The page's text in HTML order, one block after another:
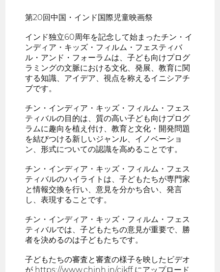
第20回中国・インド国際児童映画祭
インド独立60周年を記念して始まったチン・イ
ンディア・キッズ・フィルム・フェスティバ
ル・アンド・フォーラムは、子ども向けプログ
ラミングの文脈における文化、発展、教育に関
する知識、アイデア、視点を称えるイニシアチ
ブです。
チン・インディア・キッズ・フィルム・フェス
ティバルの目的は、質の高い子ども向けプログ
ラムに趣向を植え付け、教育と文化・開発問題
を結びつける新しいジャンル、イノベーショ
ン、形式についての認識を高めることです。
チン・インディア・キッズ・フィルム・フェス
ティバルのハイライトは、子どもたちが専門家
と情報交換を行い、意見を分かち合い、発言
し、表現することです。
チン・インディア・キッズ・フィルム・フェス
ティバルでは、子どもたちの意見が重要で、勝
者を決めるのは子どもたちです。
子どもたちの審査と審査の様子を映したビデオ
が https://www.chinh.in/cikff にアップロード